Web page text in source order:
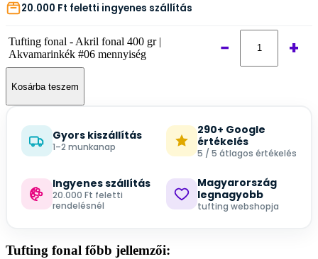
20.000 Ft feletti ingyenes szállítás
Tufting fonal - Akril fonal 400 gr |
Akvamarinkék #06 mennyiség
− +
Kosárba teszem
Gyors kiszállítás
1–2 munkanap
290+ Google
értékelés
5 / 5 átlagos értékelés
Ingyenes szállítás
20.000 Ft feletti
rendelésnél
Magyarország
legnagyobb
tufting webshopja
Tufting fonal főbb jellemzői: